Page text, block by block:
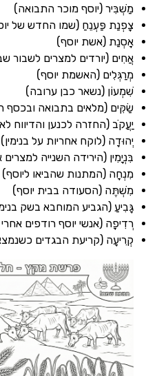
(יוסף מוכר התבואה)
פַּעְנֵחַ (שמו החדש של יוסף)
(אשת יוסף)
(יורדים למצרים לשבור שבר)
(האשמת יוסף)
(נשאר כבן ערובה)
(מלאים בתבואה ובכסף המוחזר)
(החזרה לכנען והדיווח לאב)
(לוקח אחריות על בנימין)
(הירידה השנייה למצרים איתו)
(המתנות שהביאו ליוסף)
(הסעודה בבית יוסף)
(הגביע המוחבא בשק בנימין)
(אנשי יוסף רודפים אחרי האחים)
(קריעת הבגדים כשנמצא הגביע)